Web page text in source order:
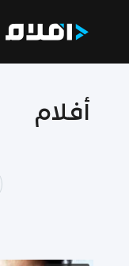
أفلام